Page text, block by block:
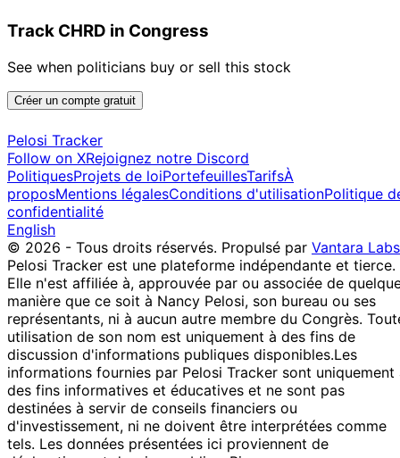
Track CHRD in Congress
See when politicians buy or sell this stock
Créer un compte gratuit
Pelosi Tracker
Follow on XRejoignez notre Discord
PolitiquesProjets de loiPortefeuillesTarifsÀ
proposMentions légalesConditions d'utilisationPolitique
confidentialité
English
© 2026 - Tous droits réservés. Propulsé par Vantara Labs
Pelosi Tracker est une plateforme indépendante et tierce.
Elle n'est affiliée à, approuvée par ou associée de
manière que ce soit à Nancy Pelosi, son bureau ou ses
représentants, ni à aucun autre membre du Congrès.
utilisation de son nom est uniquement à des fins de
discussion d'informations publiques disponibles.Les
informations fournies par Pelosi Tracker sont uniquement
des fins informatives et éducatives et ne sont pas
destinées à servir de conseils financiers ou
d'investissement, ni ne doivent être interprétées comme
tels. Les données présentées ici proviennent de